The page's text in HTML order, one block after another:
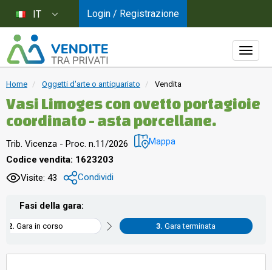
Home Oggetti d'arte o antiquariato Vendita
Vasi Limoges con ovetto portagioie
coordinato - asta porcellane.
Trib. Vicenza - Proc. n.11/2026 Mappa
Codice vendita: 1623203
Visite: 43
Condividi
Fasi della gara:
Gara in corso Gara terminata
IT Login / Registrazione